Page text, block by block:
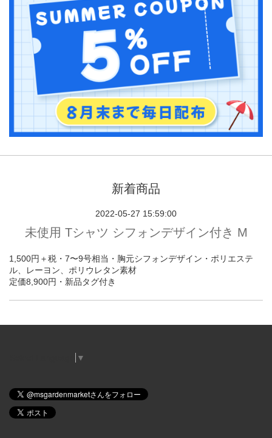
新着商品
2022-05-27 15:59:00
未使用 Tシャツ シフォンデザイン付き M
1,500円＋税・7〜9号相当・胸元シフォンデザイン・ポリエステ
ル、レーヨン、ポリウレタン素材
定価8,900円・新品タグ付き
▼